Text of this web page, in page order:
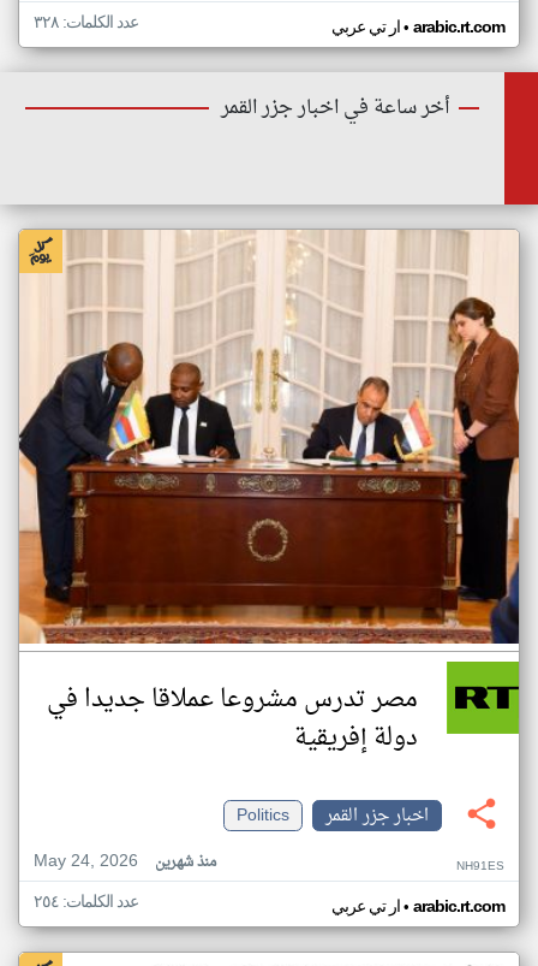
ار تي عربي• arabic.rt.com عدد الكلمات: ٣٢٨
أخر ساعة في اخبار جزر القمر
مصر تدرس مشروعا عملاقا جديدا في
دولة إفريقية
اخبار جزر القمر
Politics
May 24, 2026
منذ شهرين NH91ES
ار تي عربي• arabic.rt.com عدد الكلمات: ٢٥٤